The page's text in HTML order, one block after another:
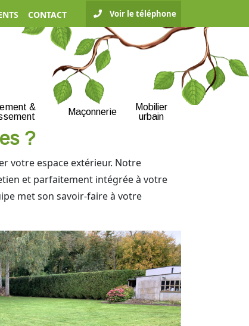
CONTACT Voir le téléphone
&
Maçonnerie
Mobilier
urbain
?
votre espace extérieur. Notre
et parfaitement intégrée à votre
met son savoir-faire à votre